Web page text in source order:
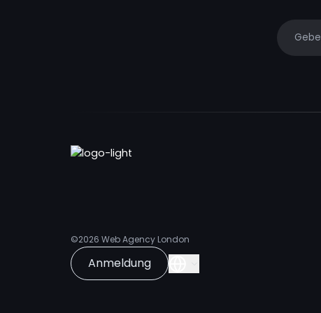
©2026 Web Agency London
Anmeldung